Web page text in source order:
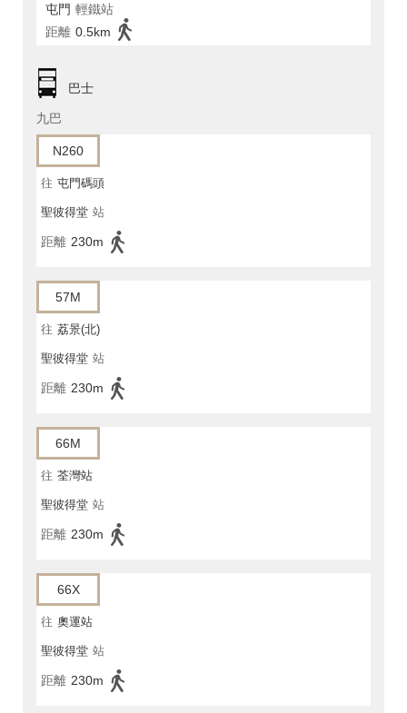
屯門 輕鐵站
距離 0.5km
巴士
九巴
N260
往 屯門碼頭
聖彼得堂 站
距離 230m
57M
往 荔景(北)
聖彼得堂 站
距離 230m
66M
往 荃灣站
聖彼得堂 站
距離 230m
66X
往 奧運站
聖彼得堂 站
距離 230m